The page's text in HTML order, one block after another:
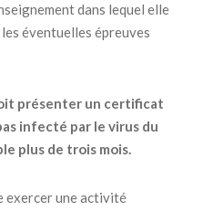
dans lequel elle
éventuelles épreuves
présenter un certificat
infecté par le virus du
plus de trois mois.
exercer une activité